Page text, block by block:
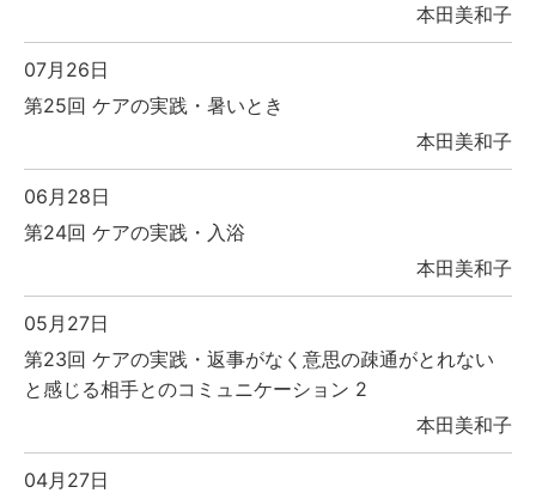
本田美和子
07月26日
第25回 ケアの実践・暑いとき
本田美和子
06月28日
第24回 ケアの実践・入浴
本田美和子
05月27日
第23回 ケアの実践・返事がなく意思の疎通がとれない
と感じる相手とのコミュニケーション 2
本田美和子
04月27日